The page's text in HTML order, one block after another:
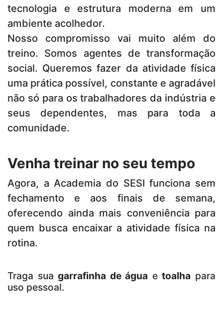
tecnologia e estrutura moderna em um
ambiente acolhedor.
Nosso compromisso vai muito além do
treino. Somos agentes de transformação
social. Queremos fazer da atividade física
uma prática possível, constante e agradável
não só para os trabalhadores da indústria e
seus dependentes, mas para toda a
comunidade.
Venha treinar no seu tempo
Agora, a Academia do SESI funciona sem
fechamento e aos finais de semana,
oferecendo ainda mais conveniência para
quem busca encaixar a atividade física na
rotina.
Traga suagarrafinha de água etoalha para
uso pessoal.